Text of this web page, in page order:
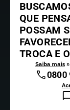
QUE
POSSAM
TROCA E
Saiba mais
0800